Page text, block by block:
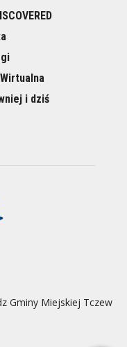
i dziś
Gminy Miejskiej Tczew